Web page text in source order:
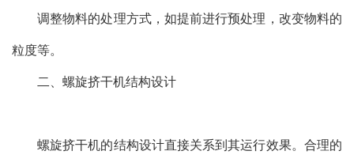
调整物料的处理方式，如提前进行预处理，改变物料的
粒度等。
二、螺旋挤干机结构设计
螺旋挤干机的结构设计直接关系到其运行效果。合理的